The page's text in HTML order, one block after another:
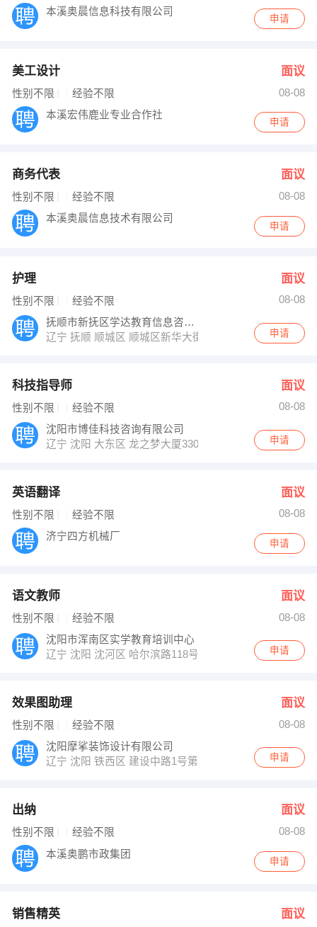
本溪奥晨信息科技有限公司
申请
美工设计 面议
性别不限 经验不限
08-08
本溪宏伟鹿业专业合作社
申请
商务代表 面议
性别不限 经验不限
08-08
本溪奥晨信息技术有限公司
申请
护理 面议
性别不限 经验不限
08-08
抚顺市新抚区学达教育信息咨询中心
辽宁 抚顺 顺城区 顺城区新华大街
申请
科技指导师 面议
性别不限 经验不限
08-08
沈阳市博佳科技咨询有限公司
辽宁 沈阳 大东区 龙之梦大厦3302（沈阳13所分校就近安
申请
英语翻译 面议
性别不限 经验不限
08-08
济宁四方机械厂
申请
语文教师 面议
性别不限 经验不限
08-08
沈阳市浑南区实学教育培训中心
辽宁 沈阳 沈河区 哈尔滨路118号华府天地购物中心4楼青
申请
效果图助理 面议
性别不限 经验不限
08-08
沈阳摩挲装饰设计有限公司
辽宁 沈阳 铁西区 建设中路1号第一商城A座2017申请
出纳 面议
性别不限 经验不限
08-08
本溪奥鹏市政集团
申请
销售精英 面议